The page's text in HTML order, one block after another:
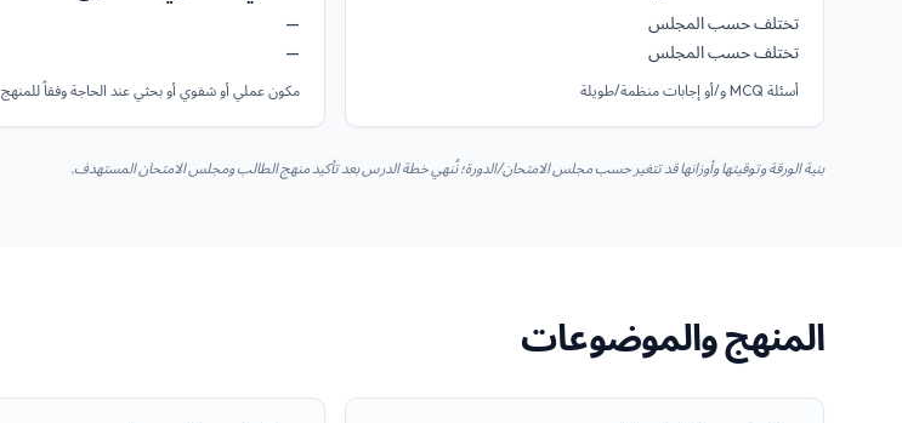
تختلف حسب المجلس
تختلف حسب المجلس
أسئلة MCQ و/أو إجابات منظمة/طويلة
—
—
مكون عملي أو شفوي أو بحثي عند الحاجة وفقاً للمنهج
بنية الورقة وتوقيتها وأوزانها قد تتغير حسب مجلس الامتحان/الدورة؛ نُنهي خطة الدرس بعد تأكيد منهج الطالب ومجلس الامتحان المستهدف.
المنهج والموضوعات